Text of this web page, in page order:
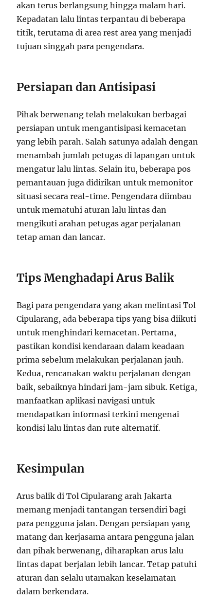
akan terus berlangsung hingga malam hari.
Kepadatan lalu lintas terpantau di beberapa
titik, terutama di area rest area yang menjadi
tujuan singgah para pengendara.
Persiapan dan Antisipasi
Pihak berwenang telah melakukan berbagai
persiapan untuk mengantisipasi kemacetan
yang lebih parah. Salah satunya adalah dengan
menambah jumlah petugas di lapangan untuk
mengatur lalu lintas. Selain itu, beberapa pos
pemantauan juga didirikan untuk memonitor
situasi secara real-time. Pengendara diimbau
untuk mematuhi aturan lalu lintas dan
mengikuti arahan petugas agar perjalanan
tetap aman dan lancar.
Tips Menghadapi Arus Balik
Bagi para pengendara yang akan melintasi Tol
Cipularang, ada beberapa tips yang bisa diikuti
untuk menghindari kemacetan. Pertama,
pastikan kondisi kendaraan dalam keadaan
prima sebelum melakukan perjalanan jauh.
Kedua, rencanakan waktu perjalanan dengan
baik, sebaiknya hindari jam-jam sibuk. Ketiga,
manfaatkan aplikasi navigasi untuk
mendapatkan informasi terkini mengenai
kondisi lalu lintas dan rute alternatif.
Kesimpulan
Arus balik di Tol Cipularang arah Jakarta
memang menjadi tantangan tersendiri bagi
para pengguna jalan. Dengan persiapan yang
matang dan kerjasama antara pengguna jalan
dan pihak berwenang, diharapkan arus lalu
lintas dapat berjalan lebih lancar. Tetap patuhi
aturan dan selalu utamakan keselamatan
dalam berkendara.